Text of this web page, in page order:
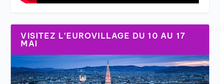
VISITEZ L’EUROVILLAGE DU 10 AU 17
MAI